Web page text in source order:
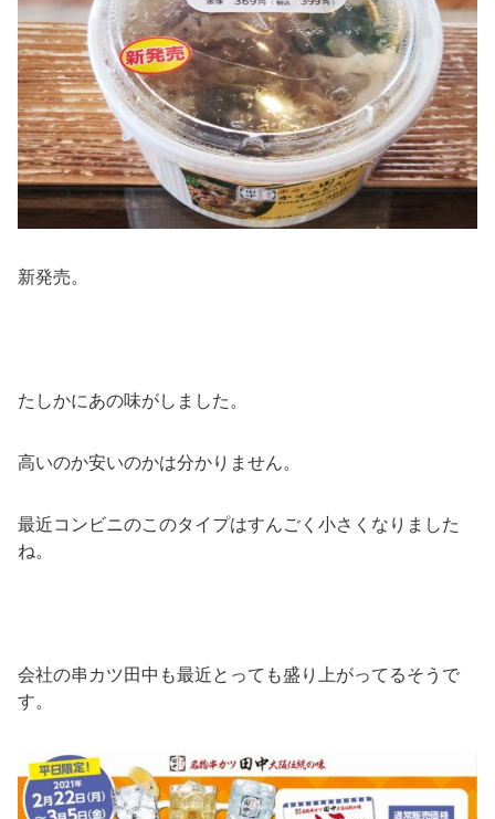
新発売。
たしかにあの味がしました。
高いのか安いのかは分かりません。
最近コンビニのこのタイプはすんごく小さくなりました
ね。
会社の串カツ田中も最近とっても盛り上がってるそうで
す。